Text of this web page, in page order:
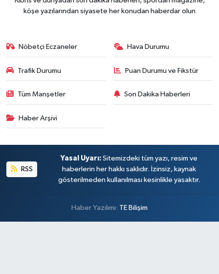
köşe yazılarından siyasete her konudan haberdar olun
Nöbetçi Eczaneler Hava Durumu
Trafik Durumu Puan Durumu ve Fikstür
Tüm Manşetler Son Dakika Haberleri
Haber Arşivi
RSS
Yasal Uyarı: Sitemizdeki tüm yazı, resim ve
haberlerin her hakkı saklıdır. İzinsiz, kaynak
gösterilmeden kullanılması kesinlikle yasaktır.
Haber Yazılımı: TE Bilişim